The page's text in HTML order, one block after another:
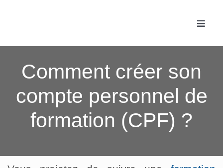
Toggle
Comment créer son
compte personnel de
formation (CPF) ?